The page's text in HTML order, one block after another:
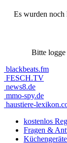
Es wurden noch
Bitte logge
blackbeats.fm
FESCH.TV
news8.de
mmo-spy.de
haustiere-
kostenlos
Fragen &